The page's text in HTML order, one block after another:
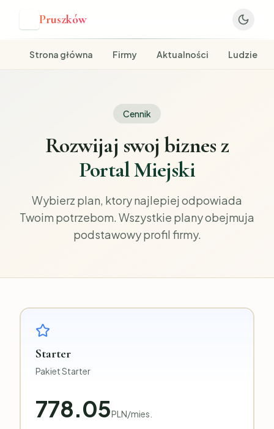
Pruszków
Strona główna Firmy Aktualności Ludzie
Cennik
Rozwijaj swoj biznes z
Portal Miejski
Wybierz plan, ktory najlepiej odpowiada
Twoim potrzebom. Wszystkie plany obejmuja
podstawowy profil firmy.
Starter
Pakiet Starter
778.05PLN/mies.